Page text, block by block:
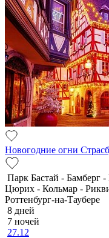
Новогодние огни
Парк Бастай -
Цюрих - Кольмар -
Роттенбург-на-Таубере
8 дней
7 ночей
27.12